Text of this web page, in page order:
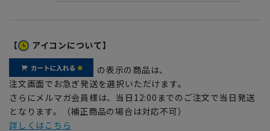
【 アイコンについて】
の表示の商品は、
注文画面でお急ぎ発送を選択いただけます。
さらにメルマガ会員様は、当日12:00までのご注文で当日発送
となります。（補正商品の場合は対応不可）
詳しくはこちら